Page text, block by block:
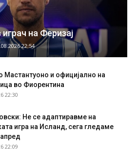
на Феризај
22:54
Мастантуоно и официјално на
во Фиорентина
22:30
Не се адаптиравме на
игра на Исланд, сега гледаме
22:09